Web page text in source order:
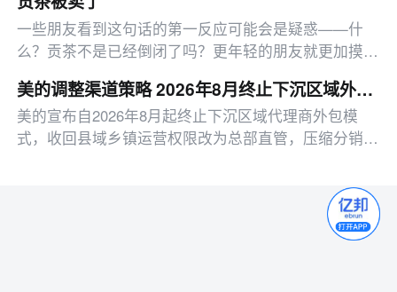
一些朋友看到这句话的第一反应可能会是疑惑——什
么？贡茶不是已经倒闭了吗？更年轻的朋友就更加摸不
美的调整渠道策略 2026年8月终止下沉区域外包模式
美的宣布自2026年8月起终止下沉区域代理商外包模
式，收回县域乡镇运营权限改为总部直管，压缩分销层